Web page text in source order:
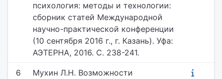
психология: методы и технологии:
сборник статей Международной
научно-практической конференции
(10 сентября 2016 г., г. Казань). Уфа:
АЭТЕРНА, 2016. С. 238-241.
6
Мухин Л.Н. Возможности